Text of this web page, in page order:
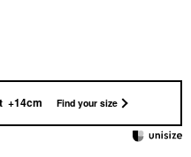
+14cm Find your size